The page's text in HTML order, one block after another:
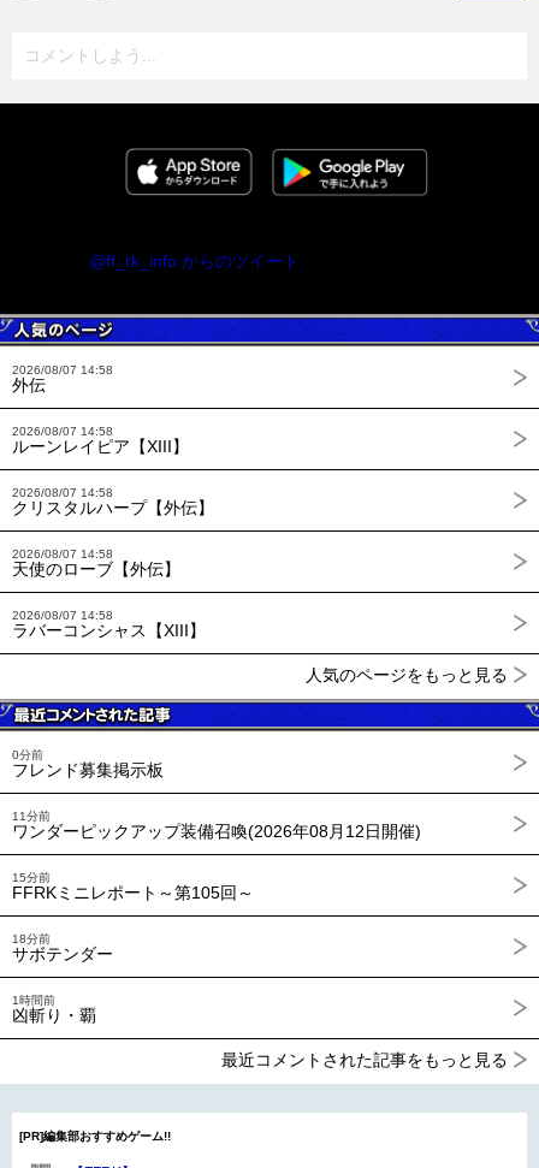
コメントしよう...
@ff_rk_info からのツイート
2026/08/07 14:58
外伝
2026/08/07 14:58
ルーンレイピア【XIII】
2026/08/07 14:58
クリスタルハープ【外伝】
2026/08/07 14:58
天使のローブ【外伝】
2026/08/07 14:58
ラバーコンシャス【XIII】
人気のページをもっと見る
0分前
フレンド募集掲示板
11分前
ワンダーピックアップ装備召喚(2026年08月12日開催)
15分前
FFRKミニレポート～第105回～
18分前
サボテンダー
1時間前
凶斬り・覇
最近コメントされた記事をもっと見る
[PR]編集部おすすめゲーム!!